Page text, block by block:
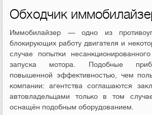
Обходчик
Иммобилайзер — одно из
блокирующих работу двигателя и
случае попытки
запуска мотора. Подобные
повышенной эффективностью, чем
компании: агентства соглашаются
автовладельцами только в том
оснащён подобным оборудованием.